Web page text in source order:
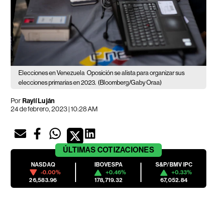
Elecciones en Venezuela Oposición se alista para organizar sus
elecciones primarias en 2023. (Bloomberg/Gaby Oraa)
PorRaylí Luján
24 de febrero, 2023 | 10:28 AM
ÚLTIMAS COTIZACIONES
NASDAQ
-0.00%
26,583.96
IBOVESPA
+0.46%
178,719.32
S&P/BMV IPC
+0.33%
67,052.84